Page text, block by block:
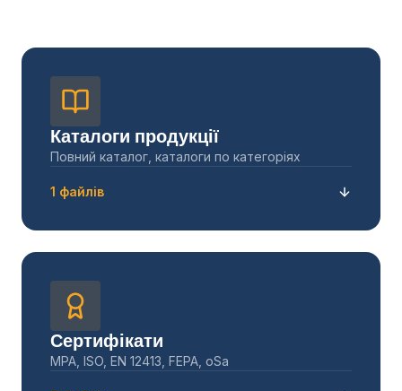
Каталоги продукції
Повний каталог, каталоги по категоріях
1 файлів
Сертифікати
MPA, ISO, EN 12413, FEPA, oSa